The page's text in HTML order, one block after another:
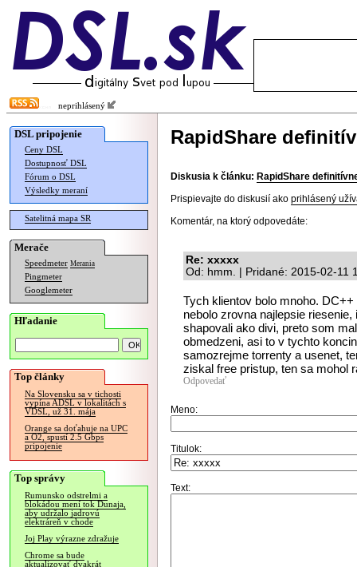
neprihlásený
DSL pripojenie
Ceny DSL
Dostupnosť DSL
Fórum o DSL
Výsledky meraní
Satelitná mapa SR
Merače
Speedmeter Merania
Pingmeter
Googlemeter
Hľadanie
Top články
Na Slovensku sa v tichosti
vypína ADSL v lokalitách s
VDSL, už 31. mája
Orange sa doťahuje na UPC
a O2, spustí 2.5 Gbps
pripojenie
Top správy
Rumunsko odstrelmi a
blokádou mení tok Dunaja,
aby udržalo jadrovú
elektráreň v chode
Joj Play výrazne zdražuje
Chrome sa bude
aktualizovať dvakrát
RapidShare
Diskusia k článku: RapidShare
Prispievajte do diskusií ako prihlásený
Komentár, na ktorý odpovedáte:
Re: xxxxx
Od: hmm. | Pridané: 2015-02-11
Tych klientov bolo mnoho.
nebolo zrovna najlepsie
shapovali ako divi, preto som
obmedzeni, asi to v tychto
samozrejme torrenty a usenet,
ziskal free pristup, ten sa mohol
Odpovedať
Meno:
Titulok:
Text: